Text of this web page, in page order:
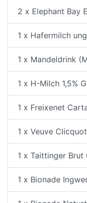
2 x Elephant Bay
1 x Hafermilch
1 x Mandeldrink
1 x H-Milch 1,5%
1 x Freixenet
1 x Veuve
1 x Taittinger Brut
1 x Bionade